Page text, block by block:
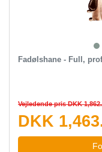
Fadølshane - Full,
Vejledende pris DKK
DKK